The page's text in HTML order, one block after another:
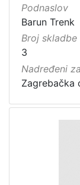
Podnaslov
Barun Trenk
Broj skladbe
3
Nadređeni
Zagrebačka